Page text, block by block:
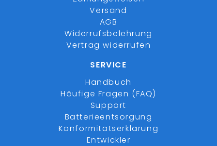
Versand
AGB
Widerrufsbelehrung
Vertrag widerrufen
SERVICE
Handbuch
Häufige Fragen (FAQ)
Support
Batterieentsorgung
Konformitätserklärung
Entwickler